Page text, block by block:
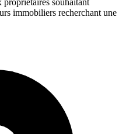
immobiliers recherchant une